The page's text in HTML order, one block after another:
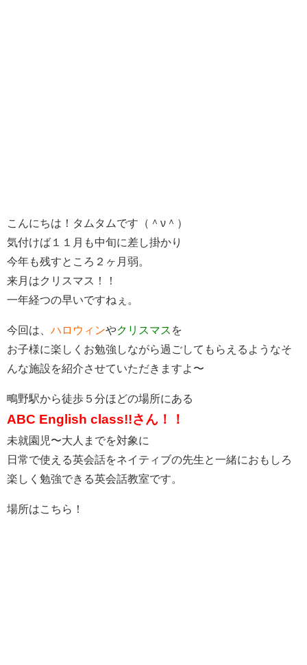
こんにちは！タムタムです（＾ν＾）
気付けば１１月も中旬に差し掛かり
今年も残すところ２ヶ月弱。
来月はクリスマス！！
一年経つの早いですねぇ。
今回は、 ハロウィンやクリスマス を
お子様に楽しくお勉強しながら過ごしてもらえるようなそ
んな施設を紹介させていただきますよ〜
鴫野駅から徒歩５分ほどの場所にある
ABC English class!!さん！！
未就園児〜大人までを対象に
日常で使える英会話をネイティブの先生と一緒におもしろ
楽しく勉強できる英会話教室です。
場所はこちら！